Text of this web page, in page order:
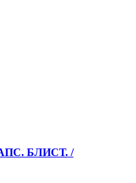
БЛИСТ. /